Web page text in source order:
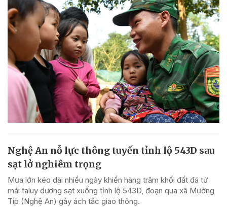
Nghệ An nỗ lực thông tuyến tỉnh lộ 543D sau
sạt lở nghiêm trọng
Mưa lớn kéo dài nhiều ngày khiến hàng trăm khối đất đá từ
mái taluy dương sạt xuống tỉnh lộ 543D, đoạn qua xã Mường
Típ (Nghệ An) gây ách tắc giao thông.